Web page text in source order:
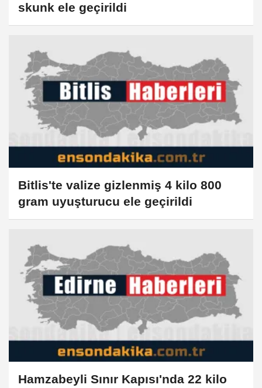
skunk ele geçirildi
Bitlis'te valize gizlenmiş 4 kilo 800
gram uyuşturucu ele geçirildi
Hamzabeyli Sınır Kapısı'nda 22 kilo